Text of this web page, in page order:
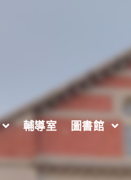
輔導室 圖書館